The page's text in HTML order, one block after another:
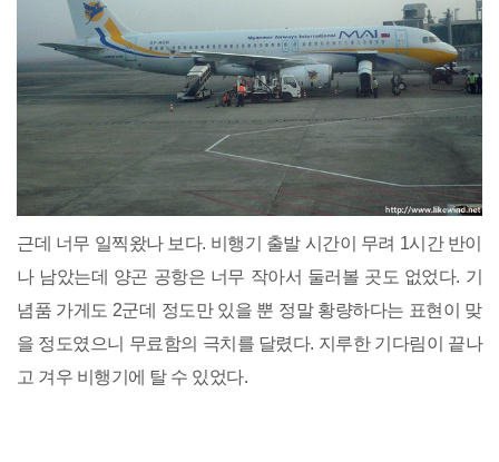
근데 너무 일찍왔나 보다. 비행기 출발 시간이 무려 1시간 반이
나 남았는데 양곤 공항은 너무 작아서 둘러볼 곳도 없었다. 기
념품 가게도 2군데 정도만 있을 뿐 정말 황량하다는 표현이 맞
을 정도였으니 무료함의 극치를 달렸다. 지루한 기다림이 끝나
고 겨우 비행기에 탈 수 있었다.